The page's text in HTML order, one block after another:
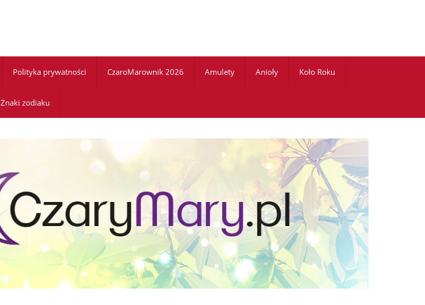
Polityka prywatności CzaroMarownik 2026 Amulety Anioły Koło Roku
Znaki zodiaku